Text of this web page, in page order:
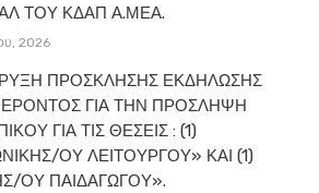
ΤΟΥ ΚΔΑΠ Α.ΜΕΑ.
2026
ΠΡΟΣΚΛΗΣΗΣ ΕΚΔΗΛΩΣΗΣ
ΓΙΑ ΤΗΝ ΠΡΟΣΛΗΨΗ
ΓΙΑ ΤΙΣ ΘΕΣΕΙΣ : (1)
ΟΥ ΛΕΙΤΟΥΡΓΟΥ» ΚΑΙ (1)
ΟΥ ΠΑΙΔΑΓΩΓΟΥ».